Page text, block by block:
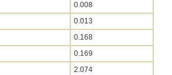
0.008
0.013
0.168
0.169
2.074